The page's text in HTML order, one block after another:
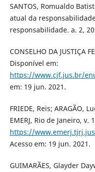
SANTOS, Romualdo
atual da
responsabilidade. a. 2,
CONSELHO DA JUSTIÇA
Disponível em:
https://www.cjf.jus.br/
em: 19 jun. 2021.
FRIEDE, Reis; ARAGÃO,
EMERJ, Rio de Janeiro,
https://
Acesso em: 19 jun. 2021.
GUIMARÃES, Glayder